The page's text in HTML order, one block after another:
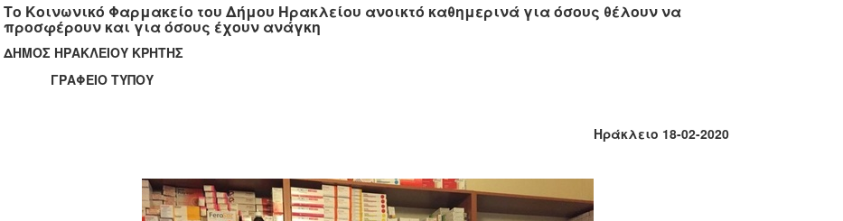
Το Κοινωνικό Φαρμακείο του Δήμου Ηρακλείου ανοικτό καθημερινά για όσους θέλουν να
προσφέρουν και για όσους έχουν ανάγκη
ΔΗΜΟΣ ΗΡΑΚΛΕΙΟΥ ΚΡΗΤΗΣ
ΓΡΑΦΕΙΟ ΤΥΠΟΥ
Ηράκλειο 18-02-2020